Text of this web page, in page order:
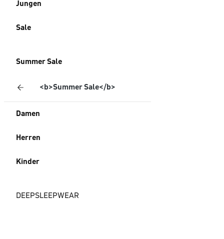
Jungen
Sale
Summer Sale
<b>Summer Sale</b>
Damen
Herren
Kinder
DEEPSLEEPWEAR